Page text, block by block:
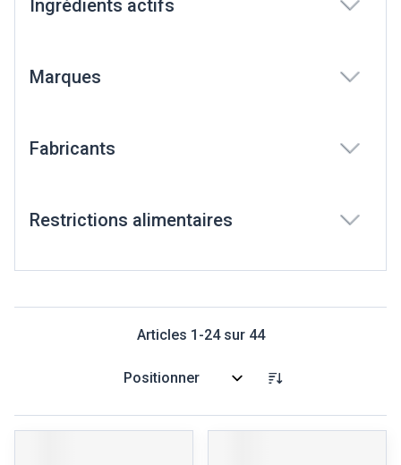
Ingrédients actifs
Marques
Fabricants
Restrictions alimentaires
Articles 1 -24sur 44
Trier par: